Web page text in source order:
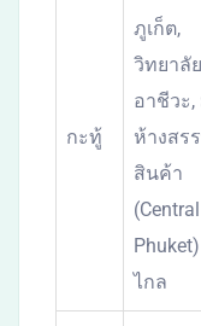
กะทู้
ภูเก็ต,
วิทยาลัย
อาชีวะ,
ห้างสร
สินค้า
(Central
ไกล